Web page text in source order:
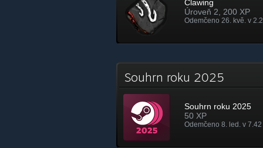
Clawing
Úroveň 2, 200 XP
Odemčeno 26. kvě. v
Souhrn roku 2025
Souhrn roku 2025
50 XP
Odemčeno 8. led. v 7.42